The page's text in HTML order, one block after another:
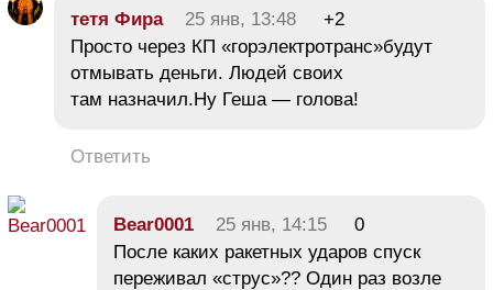
тетя Фира 25 янв, 13:48
+2
Просто через КП «горэлектротранс»будут
отмывать деньги. Людей своих
там назначил.Ну Геша — голова!
Ответить
Bear0001 25 янв, 14:15
0
После каких ракетных ударов спуск
переживал «струс»?? Один раз возле